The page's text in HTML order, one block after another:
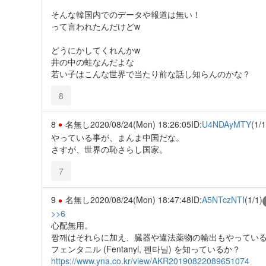
そんな韓国内でのデータや報道は無い！
って言われたんだけどw
どうにかしてくれんかw
井の中の蛙なんだよな
若い子はこんな世界で当たり前な話し知らんのかな？
8
8 名無し2020/08/24(Mon) 18:26:05ID:U4NDAyMTY(1/
やっている事が、まんま中国だな。
さすが、世界の恥さらし国家。
7
9 名無し2020/08/24(Mon) 18:47:48ID:A5NTczNTI(1/1)
>>6
心配無用。
짱깨はそれらに加え、臓器や違法薬物の輸出もやっている
フェンタニル (Fentanyl, 펜타닐) を知っているか？
https://www.yna.co.kr/view/AKR20190822089651074